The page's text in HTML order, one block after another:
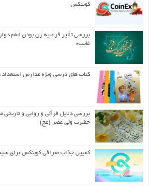
کوینکس
بررسی تأثیر فرضیه زن بودن امام
غایب»
کتاب های درسی ویژه مدارس
بررسی دلایل قرآنی و روایی و تاریخی
حضرت ولی عصر (عج)
کمپین جذاب صرافی کوینکس برای